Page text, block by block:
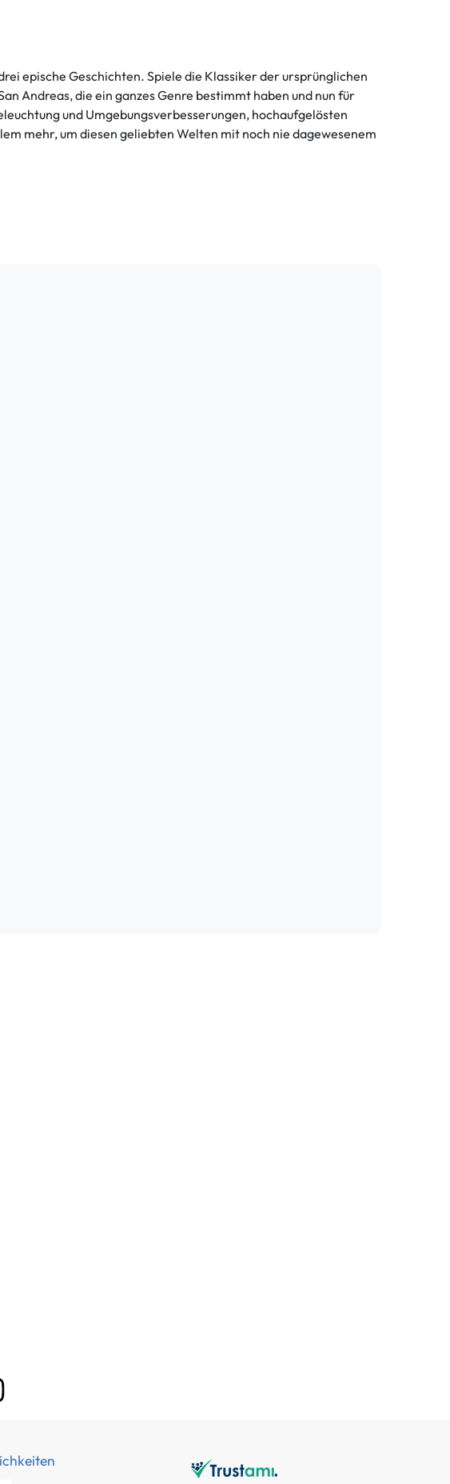
epische Geschichten. Spiele die Klassiker der ursprünglichen
Andreas, die ein ganzes Genre bestimmt haben und nun für
und Umgebungsverbesserungen, hochaufgelösten
mehr, um diesen geliebten Welten mit noch nie dagewesenem